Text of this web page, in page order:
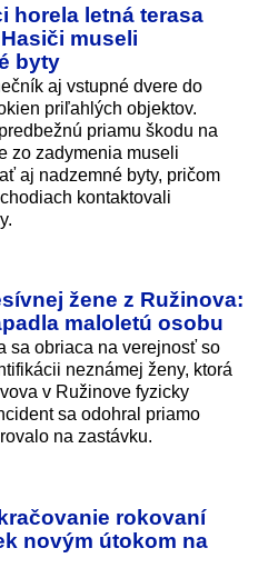
horela letná terasa
museli
byty
aj vstupné dvere do
priľahlých objektov.
priamu škodu na
zo zadymenia museli
aj nadzemné byty, pričom
kontaktovali
žene z Ružinova:
maloletú osobu
sa obriaca na verejnosť so
neznámej ženy, ktorá
v Ružinove fyzicky
sa odohral priamo
na zastávku.
rokovaní
novým útokom na